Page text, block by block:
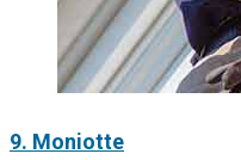
9. Moniotte